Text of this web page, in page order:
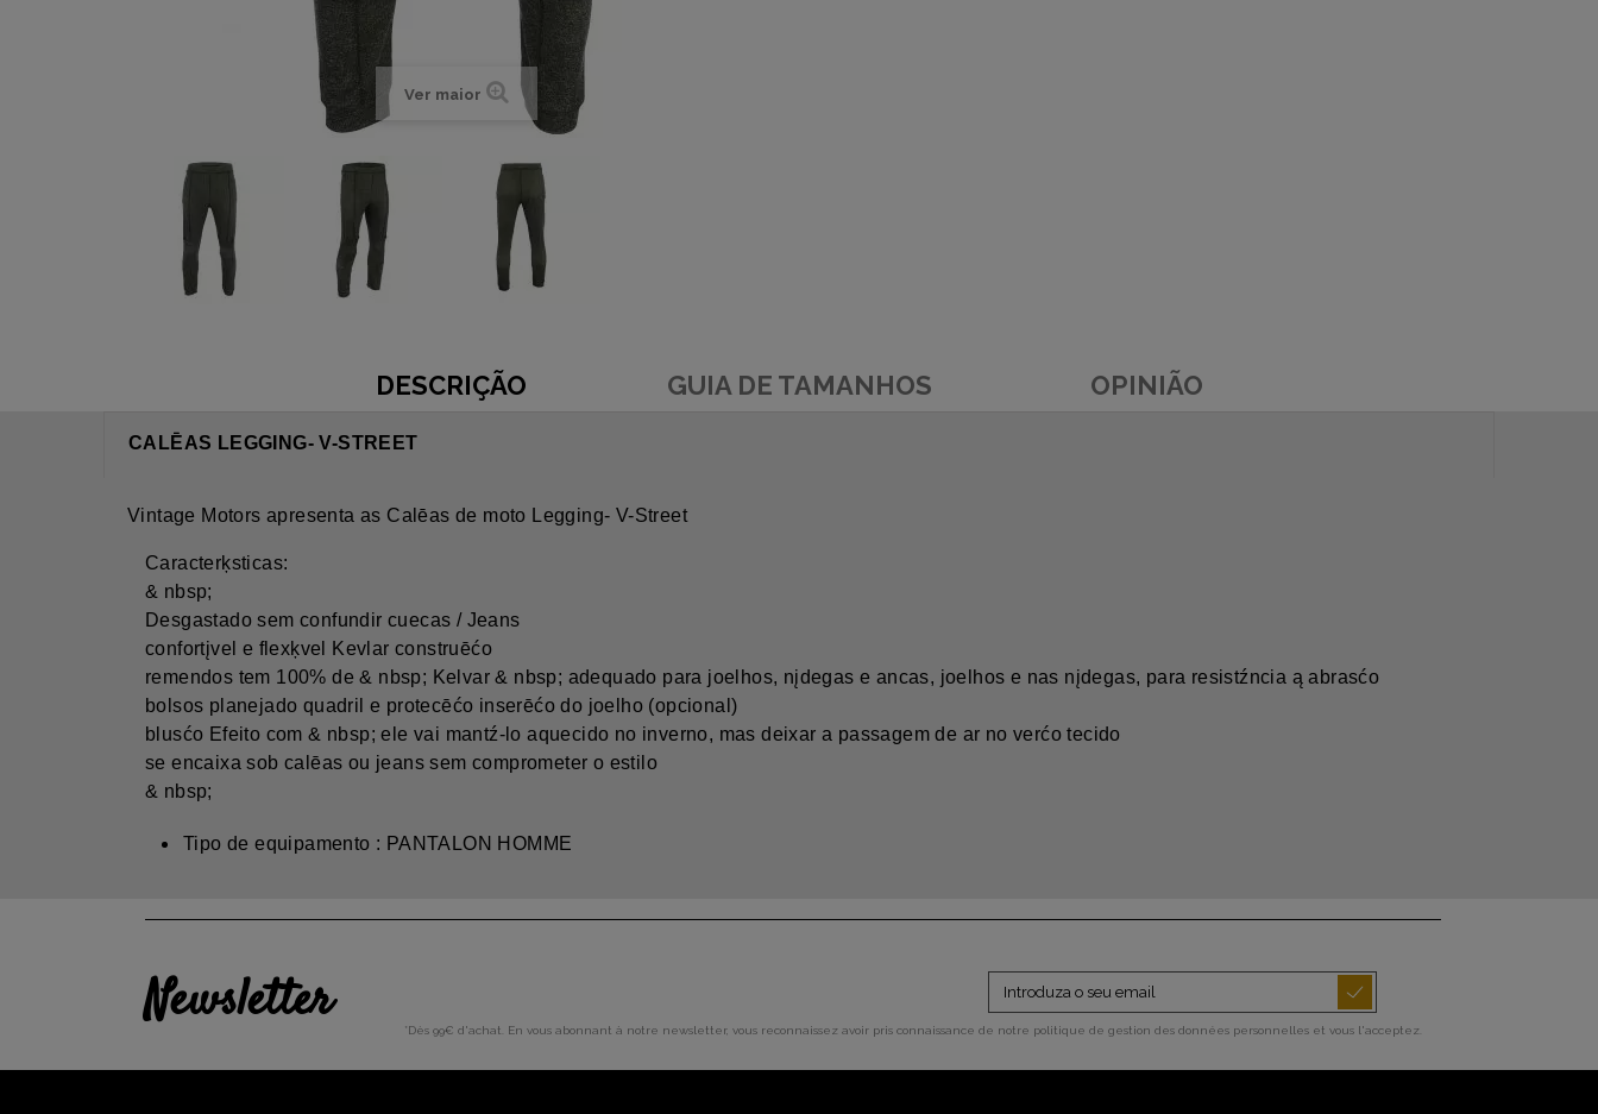
Ver maior
DESCRIÇÃO GUIA DE TAMANHOS OPINIÃO
CALĒAS LEGGING- V-STREET
Vintage Motors apresenta as Calēas de moto Legging- V-Street
Caracterķsticas:
& nbsp;
Desgastado sem confundir cuecas / Jeans
confortįvel e flexķvel Kevlar construēćo
remendos tem 100% de & nbsp; Kelvar & nbsp; adequado para joelhos, nįdegas e ancas, joelhos e nas nįdegas, para resistźncia ą abrasćo
bolsos planejado quadril e protecēćo inserēćo do joelho (opcional)
blusćo Efeito com & nbsp; ele vai mantź-lo aquecido no inverno, mas deixar a passagem de ar no verćo tecido
se encaixa sob calēas ou jeans sem comprometer o estilo
& nbsp;
Tipo de equipamento : PANTALON HOMME
Newsletter *Dès 99€ d'achat. En vous abonnant à notre newsletter, vous reconnaissez avoir pris connaissance de notre politique de gestion des données personnelles et vous l'acceptez.